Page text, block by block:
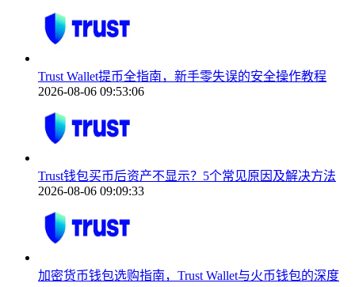
Trust Wallet提币全指南，新手零失误的安全操作教程
2026-08-06 09:53:06
Trust钱包买币后资产不显示？5个常见原因及解决方法
2026-08-06 09:09:33
加密货币钱包选购指南，Trust Wallet与火币钱包的深度